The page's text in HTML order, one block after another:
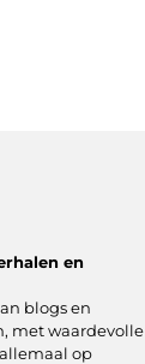
en
blogs en
met waardevolle
op